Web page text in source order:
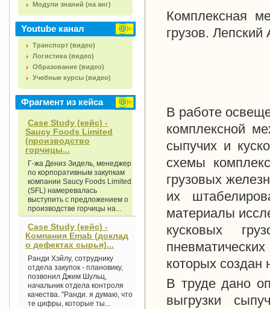
Модули знаний (на анг)
Youtube канал
Транспорт (видео)
Логистика (видео)
Образование (видео)
Учебные курсы (видео)
Фрагмент из кейса
Case Study (кейс) -
Saucy Foods Limited
(производство
горчицы...
Г-жа Дениз Зидель, менеджер
по корпоративным закупкам
компании Saucy Foods Limited
(SFL) намеревалась
выступить с предложением о
производстве горчицы на...
Case Study (кейс) -
Компания Emab (доклад
о дефектах сырья)...
Ранди Хэйлу, сотруднику
отдела закупок - плановику,
позвонил Джим Шульц,
начальник отдела контроля
качества. "Ранди. я думаю, что
те цифры, которые ты...
Комплексная
грузов.
В работе
комплексной
сыпучих и
схемы
грузовых
их
материалы
кусковых
которых создан
В труде дано
выгрузки